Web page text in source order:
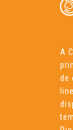
A
de